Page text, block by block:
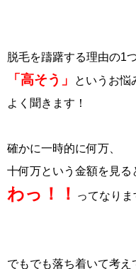
脱毛を躊躇する理由の1
「高そう」
というお悩
よく聞きます！
確かに一時的に何万、
十何万という金額を見る
わっ！！ ってなり
でもでも落ち着いて考え